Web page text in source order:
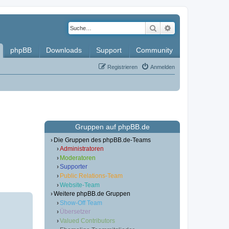
Suche
phpBB Downloads Support Community
Anmelden
Registrieren
Gruppen auf phpBB.de
Die Gruppen des phpBB.de-Teams
Administratoren
Moderatoren
Supporter
Public Relations-Team
Website-Team
Weitere phpBB.de Gruppen
Show-Off Team
Übersetzer
Valued Contributors